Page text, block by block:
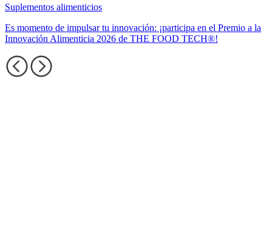
Suplementos alimenticios
Es momento de impulsar tu innovación: ¡participa en el Premio a la
Innovación Alimenticia 2026 de THE FOOD TECH®!